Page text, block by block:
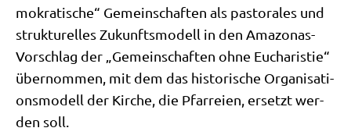
mo­kra­ti­sche“ Gemein­schaf­ten als pasto­ra­les und
struk­tu­rel­les Zukunfts­mo­dell in den Ama­zo­nas-
Vor­schlag der „Gemein­schaf­ten ohne Eucha­ri­stie“
über­nom­men, mit dem das histo­ri­sche Orga­ni­sa­ti­
ons­mo­dell der Kir­che, die Pfar­rei­en, ersetzt wer­
den soll.